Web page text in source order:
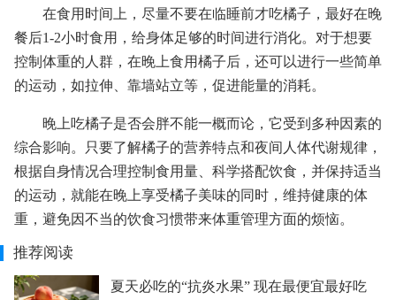
在食用时间上，尽量不要在临睡前才吃橘子，最好在晚
餐后1-2小时食用，给身体足够的时间进行消化。对于想要
控制体重的人群，在晚上食用橘子后，还可以进行一些简单
的运动，如拉伸、靠墙站立等，促进能量的消耗。
晚上吃橘子是否会胖不能一概而论，它受到多种因素的
综合影响。只要了解橘子的营养特点和夜间人体代谢规律，
根据自身情况合理控制食用量、科学搭配饮食，并保持适当
的运动，就能在晚上享受橘子美味的同时，维持健康的体
重，避免因不当的饮食习惯带来体重管理方面的烦恼。
推荐阅读
夏天必吃的“抗炎水果” 现在最便宜最好吃